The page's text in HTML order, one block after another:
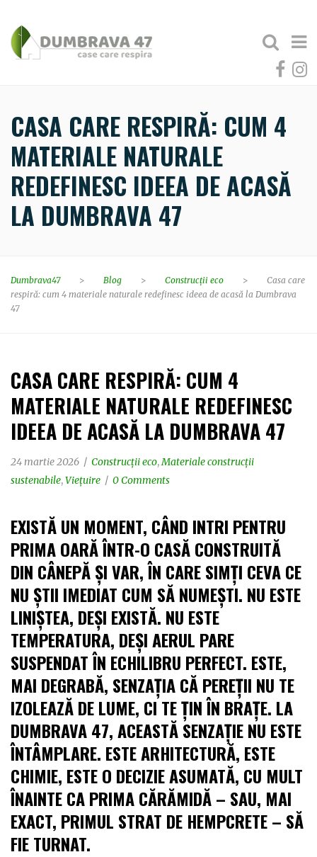
CASA CARE RESPIRĂ: CUM 4
MATERIALE NATURALE
REDEFINESC IDEEA DE ACASĂ
LA DUMBRAVA 47
Dumbrava47 > Blog > Construcții eco >
Casa care
respiră: cum 4 materiale naturale redefinesc ideea de acasă la Dumbrava
47
CASA CARE RESPIRĂ: CUM 4
MATERIALE NATURALE REDEFINESC
IDEEA DE ACASĂ LA DUMBRAVA 47
24 martie 2026 Construcții eco,Materiale construcții
sustenabile,Viețuire 0 Comments
EXISTĂ UN MOMENT, CÂND INTRI PENTRU
PRIMA OARĂ ÎNTR-O CASĂ CONSTRUITĂ
DIN CÂNEPĂ ȘI VAR, ÎN CARE SIMȚI CEVA CE
NU ȘTII IMEDIAT CUM SĂ NUMEȘTI. NU ESTE
LINIȘTEA, DEȘI EXISTĂ. NU ESTE
TEMPERATURA, DEȘI AERUL PARE
SUSPENDAT ÎN ECHILIBRU PERFECT. ESTE,
MAI DEGRABĂ, SENZAȚIA CĂ PEREȚII NU TE
IZOLEAZĂ DE LUME, CI TE ȚIN ÎN BRAȚE. LA
DUMBRAVA 47, ACEASTĂ SENZAȚIE NU ESTE
ÎNTÂMPLARE. ESTE ARHITECTURĂ, ESTE
CHIMIE, ESTE O DECIZIE ASUMATĂ, CU MULT
ÎNAINTE CA PRIMA CĂRĂMIDĂ – SAU, MAI
EXACT, PRIMUL STRAT DE HEMPCRETE – SĂ
FIE TURNAT.